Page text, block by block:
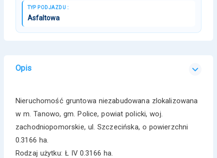
TYP PODJAZDU :
Asfaltowa
Opis
Nieruchomość gruntowa niezabudowana zlokalizowana
w m. Tanowo, gm. Police, powiat policki, woj.
zachodniopomorskie, ul. Szczecińska, o powierzchni
0.3166 ha.
Rodzaj użytku: Ł IV 0.3166 ha.